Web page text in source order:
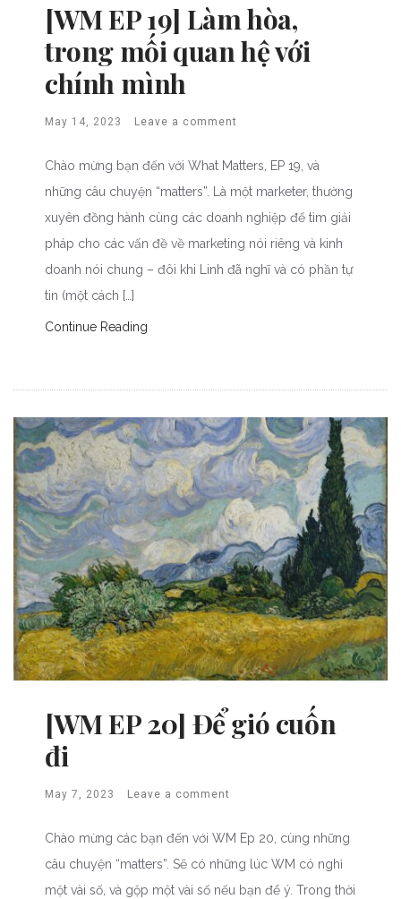
[WM EP 19] Làm hòa,
trong mối quan hệ với
chính mình
May 14, 2023 Leave a comment
Chào mừng bạn đến với What Matters, EP 19, và
những câu chuyện “matters”. Là một marketer, thường
xuyên đồng hành cùng các doanh nghiệp để tìm giải
pháp cho các vấn đề về marketing nói riêng và kinh
doanh nói chung – đôi khi Linh đã nghĩ và có phần tự
tin (một cách […]
Continue Reading
[WM EP 20] Để gió cuốn
đi
May 7, 2023 Leave a comment
Chào mừng các bạn đến với WM Ep 20, cùng những
câu chuyện “matters”. Sẽ có những lúc WM có nghỉ
một vài số, và gộp một vài số nếu bạn để ý. Trong thời